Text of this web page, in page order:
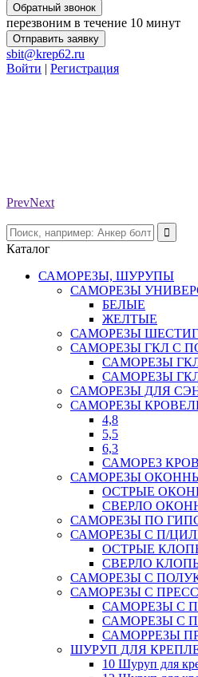
Обратный звонок
перезвоним в течение 10 минут
Отправить заявку
sbit@krep62.ru
Войти | Регистрация
PrevNext
Каталог
САМОРЕЗЫ, ШУРУПЫ
САМОРЕЗЫ
БЕЛЫЕ
ЖЕЛТЫЕ
САМОРЕЗЫ
САМОРЕЗЫ ГКЛ С
САМОРЕЗЫ
САМОРЕЗЫ
САМОРЕЗЫ ДЛЯ
САМОРЕЗЫ
4,8
5,5
6,3
САМОРЕЗ
САМОРЕЗЫ
ОСТРЫЕ
СВЕРЛО
САМОРЕЗЫ ПО
САМОРЕЗЫ С П/
ОСТРЫЕ
СВЕРЛО
САМОРЕЗЫ С
САМОРЕЗЫ С
САМОРЕЗЫ С
САМОРЕЗЫ С
САМОРРЕЗЫ
ШУРУП ДЛЯ
10 Шуруп для